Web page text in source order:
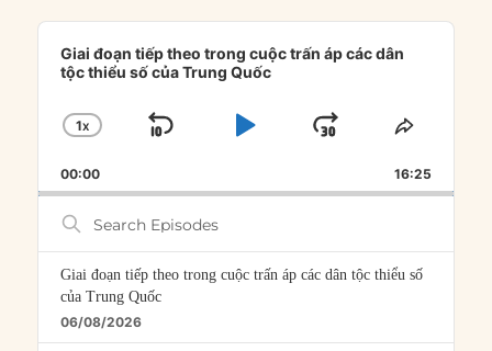
Audio
Player
Giai đoạn tiếp theo trong cuộc trấn áp các dân
tộc thiểu số của Trung Quốc
CHANGE
RATE
1X
SKIP
PLAYJUMP
FORWARD
SHARE
00:00 16:25
Search
Episodes
Giai đoạn tiếp theo trong cuộc trấn áp các dân tộc thiểu số
của Trung Quốc
06/08/2026